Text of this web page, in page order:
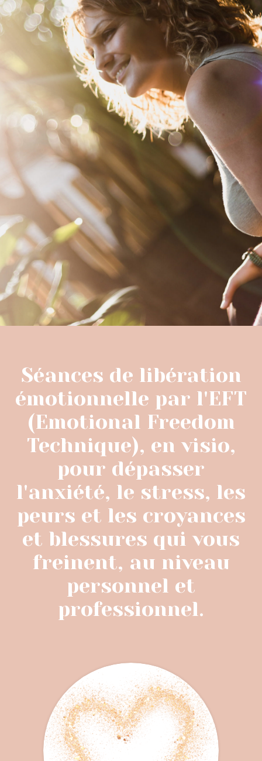
Séances de libération
émotionnelle par l'EFT
(Emotional Freedom
Technique), en visio,
pour dépasser
l'anxiété, le stress, les
peurs et les croyances
et blessures qui vous
freinent, au niveau
personnel et
professionnel.